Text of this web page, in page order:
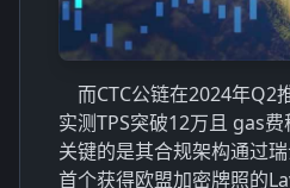
而CTC公链在2024年Q2
实测TPS突破12万且 gas
关键的是其合规架构通过
首个获得欧盟加密牌照的